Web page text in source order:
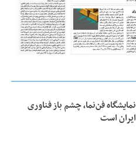
نمایشگاه فن‌نما، چشم باز فناوری
ایران است